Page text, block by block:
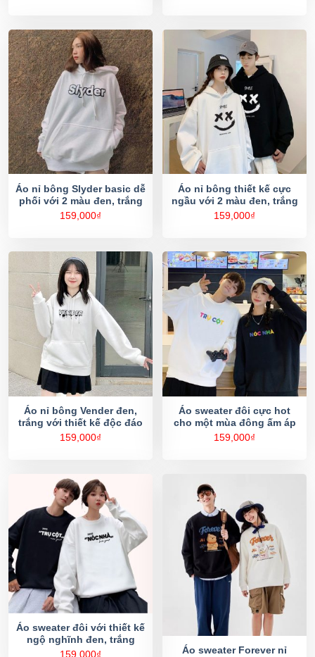
Áo nỉ bông Slyder basic dễ
phối với 2 màu đen, trắng
159,000₫
Áo nỉ bông thiết kế cực
ngầu với 2 màu đen, trắng
159,000₫
Áo nỉ bông Vender đen,
trắng với thiết kế độc đáo
159,000₫
Áo sweater đôi cực hot
cho một mùa đông ấm áp
159,000₫
Áo sweater đôi với thiết kế
ngộ nghĩnh đen, trắng
159,000₫
Áo sweater Forever nỉ